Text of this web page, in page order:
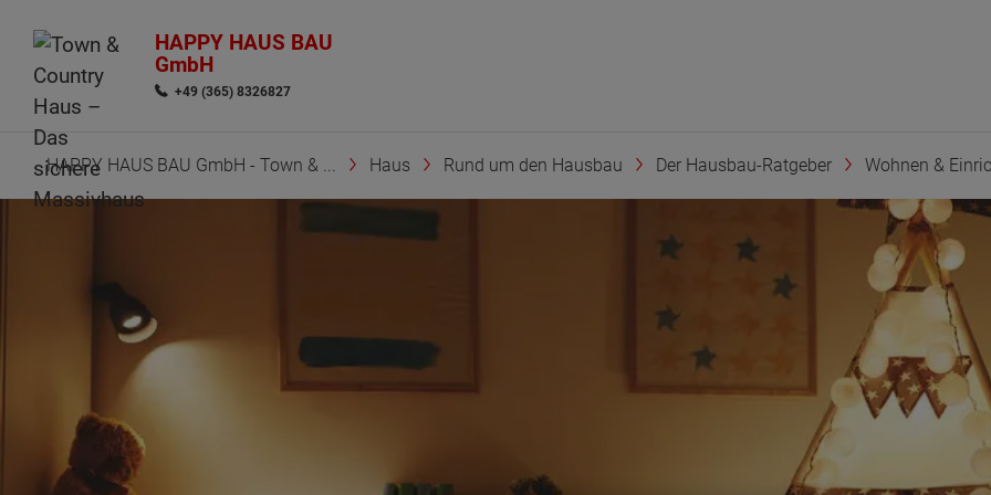
HAPPY HAUS BAU
GmbH
+49 (365) 8326827
HAPPY HAUS BAU GmbH - Town & ... Haus Rund um den Hausbau Der Hausbau-Ratgeber Wohnen &